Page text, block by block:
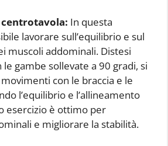
centrotavola: In questa
lavorare sull’equilibrio e sul
muscoli addominali. Distesi
le gambe sollevate a 90 gradi, si
con le braccia e le
l’equilibrio e l’allineamento
esercizio è ottimo per
e migliorare la stabilità.